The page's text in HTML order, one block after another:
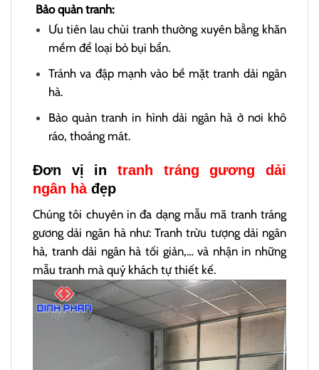
Bảo quản tranh:
Ưu tiên lau chùi tranh thường xuyên bằng khăn
mềm để loại bỏ bụi bẩn.
Tránh va đập mạnh vào bề mặt tranh dải ngân
hà.
Bảo quản tranh in hình dải ngân hà ở nơi khô
ráo, thoáng mát.
Đơn vị in tranh tráng gương dải
ngân hàđẹp
Chúng tôi chuyên in đa dạng mẫu mã tranh tráng
gương dải ngân hà như: Tranh trừu tượng dải ngân
hà, tranh dải ngân hà tối giản,… và nhận in những
mẫu tranh mà quý khách tự thiết kế.